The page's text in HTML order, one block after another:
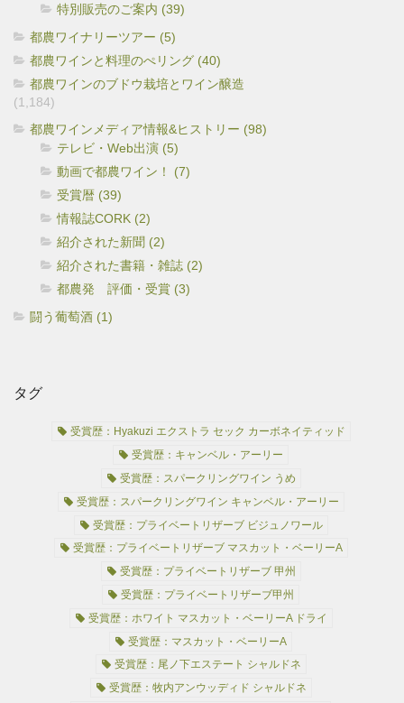
特別販売のご案内 (39)
都農ワイナリーツアー (5)
都農ワインと料理のぺリング (40)
都農ワインのブドウ栽培とワイン醸造
(1,184)
都農ワインメディア情報&ヒストリー (98)
テレビ・Web出演 (5)
動画で都農ワイン！ (7)
受賞暦 (39)
情報誌CORK (2)
紹介された新聞 (2)
紹介された書籍・雑誌 (2)
都農発 評価・受賞 (3)
闘う葡萄酒 (1)
タグ
受賞歴：Hyakuzi エクストラ セック カーボネイティッド
受賞歴：キャンベル・アーリー
受賞歴：スパークリングワイン うめ
受賞歴：スパークリングワイン キャンベル・アーリー
受賞歴：プライベートリザーブ ビジュノワール
受賞歴：プライベートリザーブ マスカット・ベーリーA
受賞歴：プライベートリザーブ 甲州
受賞歴：プライベートリザーブ甲州
受賞歴：ホワイト マスカット・ベーリーA ドライ
受賞歴：マスカット・ベーリーA
受賞歴：尾ノ下エステート シャルドネ
受賞歴：牧内アンウッディド シャルドネ